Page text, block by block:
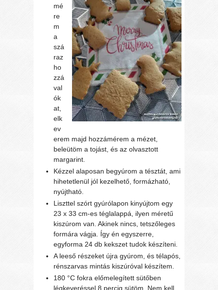
mé
re
m
a
szá
raz
ho
zzá
val
ók
at,
elk
ev
erem majd hozzámérem a mézet,
beleütöm a tojást, és az olvasztott
margarint.
Kézzel alaposan begyúrom a tésztát, ami
hihetetlenül jól kezelhető, formázható,
nyújtható.
Liszttel szórt gyúrólapon kinyújtom egy
23 x 33 cm-es téglalappá, ilyen méretű
kiszúrom van. Akinek nincs, tetszőleges
formára vágja. Így én egyszerre,
egyforma 24 db kekszet tudok készíteni.
A leeső részeket újra gyúrom, és télapós,
rénszarvas mintás kiszúróval készítem.
180 °C fokra előmelegített sütőben
légkeveréssel 8 percig sütöm. Nem kell